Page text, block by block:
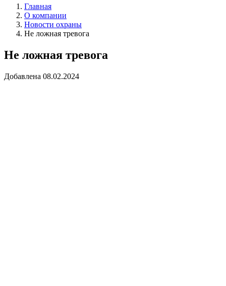
Главная
О компании
Новости охраны
Не ложная тревога
Не ложная тревога
Добавлена 08.02.2024